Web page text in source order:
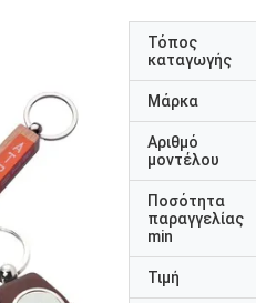
Τόπος
καταγωγής
Μάρκα
Αριθμό
μοντέλου
Ποσότητα
παραγγελίας
min
Τιμή